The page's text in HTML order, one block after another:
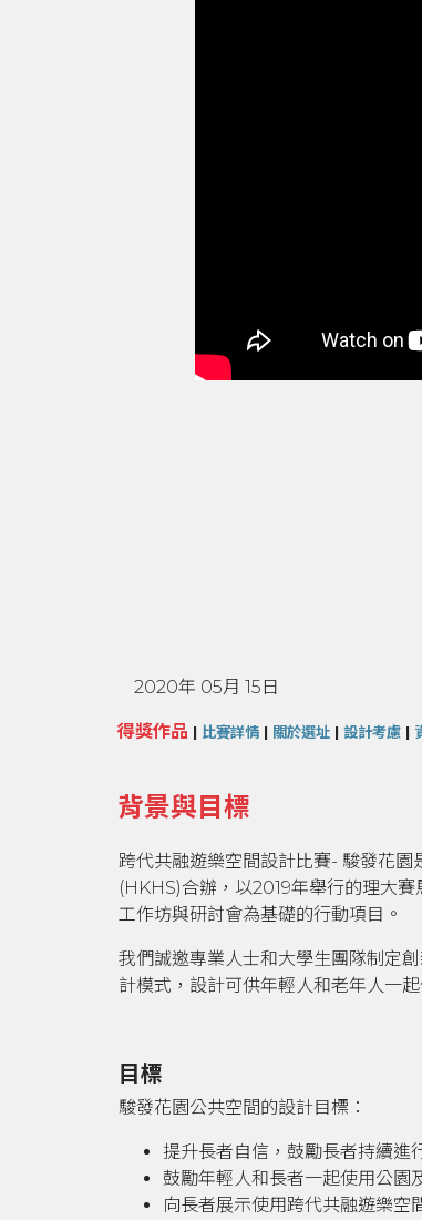
2020年 05月 15日
得獎作品 | 比賽詳情 | 關於選址 | 設計考慮 |
背景與目標
跨代共融遊樂空間設計比賽- 駿發花
(HKHS)合辦，以2019年舉行的理大
工作坊與研討會為基礎的行動項目。
我們誠邀專業人士和大學生團隊制定
計模式，設計可供年輕人和老年人一
目標
駿發花園公共空間的設計目標：
提升長者自信，鼓勵長者持續進
鼓勵年輕人和長者一起使用公園
向長者展示使用跨代共融遊樂空